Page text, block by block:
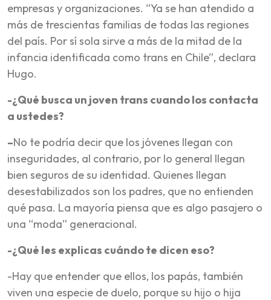
empresas y organizaciones. “Ya se han atendido a
más de trescientas familias de todas las regiones
del país. Por sí sola sirve a más de la mitad de la
infancia identificada como trans en Chile”, declara
Hugo.
-¿Qué busca un joven trans cuando los contacta
a ustedes?
–No te podría decir que los jóvenes llegan con
inseguridades, al contrario, por lo general llegan
bien seguros de su identidad. Quienes llegan
desestabilizados son los padres, que no entienden
qué pasa. La mayoría piensa que es algo pasajero o
una “moda” generacional.
-¿Qué les explicas cuándo te dicen eso?
-Hay que entender que ellos, los papás, también
viven una especie de duelo, porque su hijo o hija